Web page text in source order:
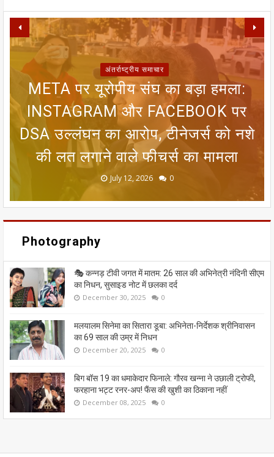
SIR फॉर्म से ECI NET ऑनलाइन
रजिस्ट्रेशन तक, चुनाव आयोग ने निकाला
आसान रास्ता; मतदाताओं को मिलेगी बड़ी
राहत
July 19, 2026 0
META पर यूरोपीय संघ का बड़ा हमला:
INSTAGRAM और FACEBOOK पर
DSA उल्लंघन का आरोप, टीनेजर्स को नशे
की लत लगाने वाले फीचर्स का मामला
July 12, 2026 0
असम
जन्म प्रमाणपत्र नहीं है तो क्या भारतीय
नागरिक नहीं माने जाएंगे? गुवाहाटी हाई
कोर्ट के फैसले को समझिए
July 03, 2026 0
मानसून पर एल नीनो का ब्रेक! 25 जून
तक आंधी-बारिश का अलर्ट, 8 राज्यों में लू
का कहर जारी
June 20, 2026 0
सीतामढ़ी वार्ड 8 वैदेही तालाब पर संकट:
गंदा नाले का पानी बहने से सीतामढ़ी की
धरोहर खतरे में
May 13, 2026 0
Photography
🎭 कन्नड़ टीवी जगत में मातम: 26 साल की अभिनेत्री नंदिनी सीएम
का निधन, सुसाइड नोट में छलका दर्द
December 30, 2025 0
मलयालम सिनेमा का सितारा डूबा: अभिनेता-निर्देशक श्रीनिवासन
का 69 साल की उम्र में निधन
December 20, 2025 0
बिग बॉस 19 का धमाकेदार फिनाले: गौरव खन्ना ने उछाली ट्रोफी,
फरहाना भट्ट रनर-अप! फैंस की खुशी का ठिकाना नहीं
December 08, 2025 0